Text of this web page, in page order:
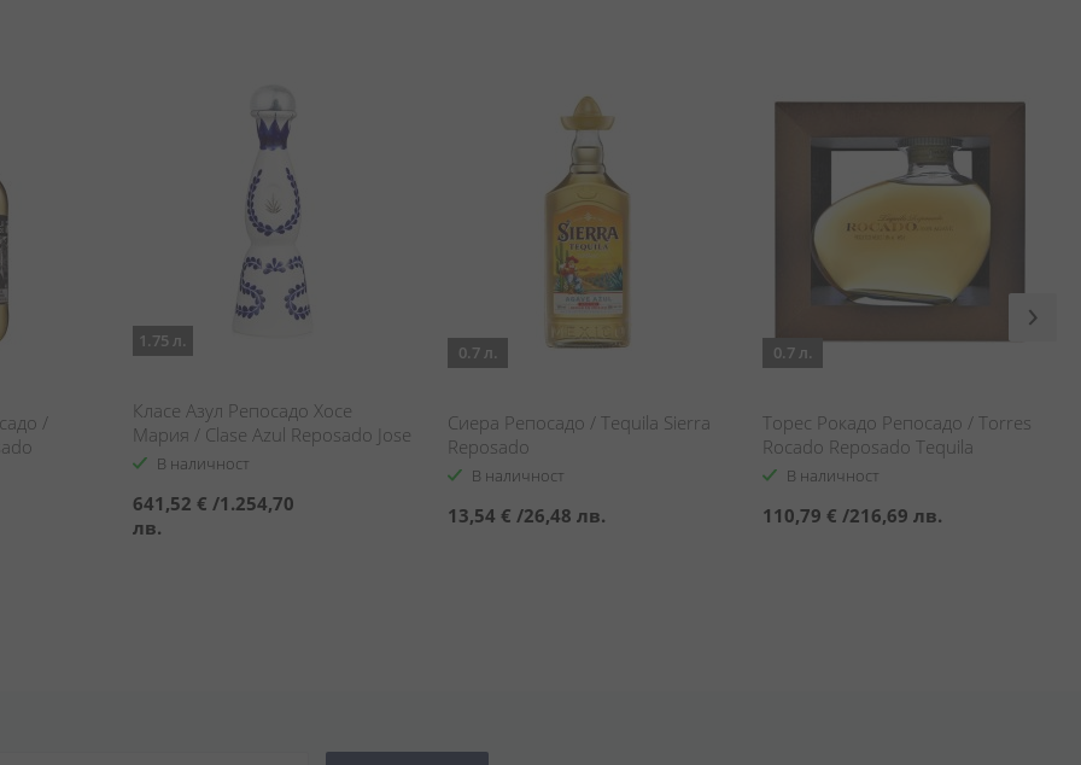
/
1.75 л.
Класе Азул Репосадо Хосе
Мария / Clase Azul Reposado Jose
MariaВ наличност
641,52 € /1.254,70
лв.
0.7 л.
Сиера Репосадо / Tequila Sierra
Reposado
В наличност
13,54 € /26,48 лв.
0.7 л.
Торес Рокадо Репосадо / Torres
Rocado Reposado Tequila
В наличност
110,79 € /216,69 лв.